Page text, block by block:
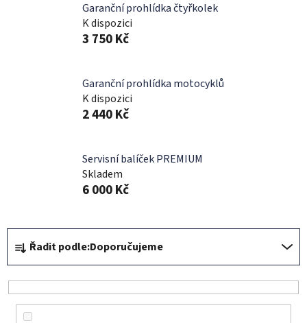
Garanční prohlídka čtyřkolek
K dispozici
3 750 Kč
Garanční prohlídka motocyklů
K dispozici
2 440 Kč
Servisní balíček PREMIUM
Skladem
6 000 Kč
a
z
e
Řadit podle:Doporučujeme